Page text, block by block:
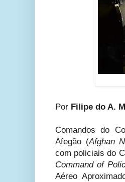
Por Filipe do A.
Comandos do
Afegão (Afghan
com policiais do
Command of
Aéreo